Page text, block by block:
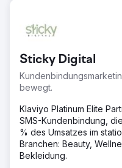
Sticky Digital
bewegt.
Klaviyo Platinum Elite
SMS-Kundenbindung,
% des Umsatzes im
Branchen: Beauty,
Bekleidung.